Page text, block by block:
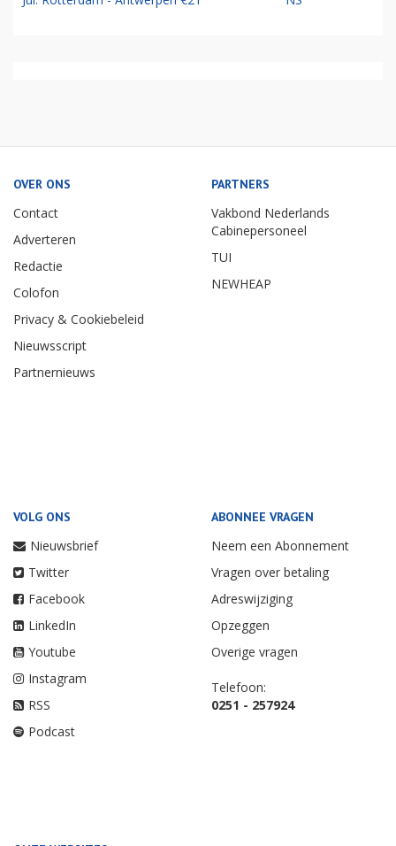
OVER ONS
Contact
Adverteren
Redactie
Colofon
Privacy & Cookiebeleid
Nieuwsscript
Partnernieuws
PARTNERS
Vakbond Nederlands
Cabinepersoneel
TUI
NEWHEAP
VOLG ONS
Nieuwsbrief
Twitter
Facebook
LinkedIn
Youtube
Instagram
RSS
Podcast
ABONNEE VRAGEN
Neem een Abonnement
Vragen over betaling
Adreswijziging
Opzeggen
Overige vragen
Telefoon:
0251 - 257924